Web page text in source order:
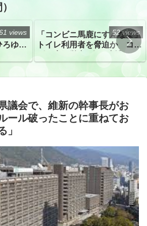
ゆき
での写
views
「コンビニ馬鹿にすんなよ」
トイレ利用者を脅迫か コン
52 views
議会で、維新の幹事長がお
ール破ったことに重ねてお
」